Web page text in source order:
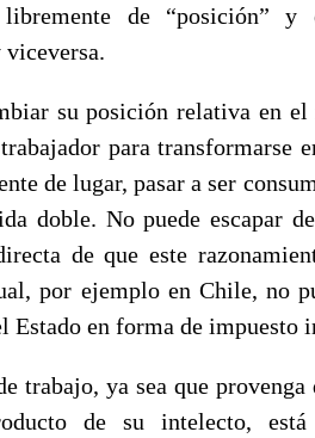
de “posición” y
su posición relativa en el
para transformarse
de lugar, pasar a ser
doble. No puede escapar
de que este
por ejemplo en Chile, no
Estado en forma de impuesto
trabajo, ya sea que provenga
de su intelecto, está